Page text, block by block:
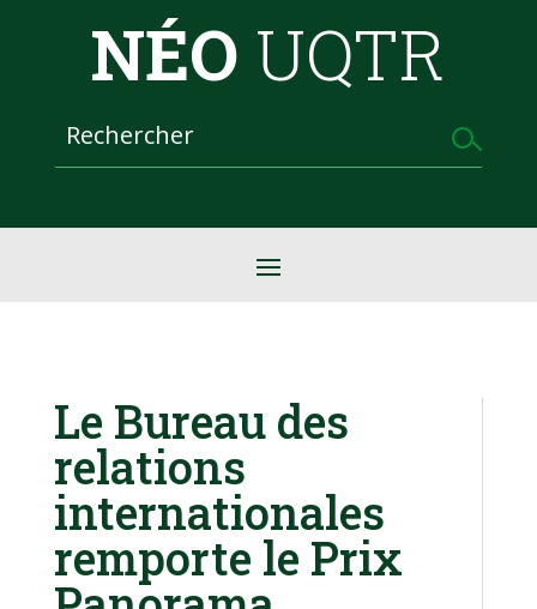
NÉO UQTR
Le Bureau des
relations
internationales
remporte le Prix